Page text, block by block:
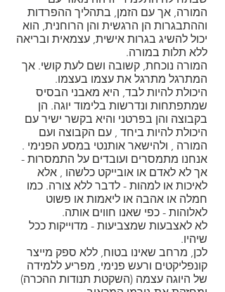
המורה, אך עם הזמן, בתהליך ההפרדות
וההתבגרות הן הרגשית והן הרוחנית, הוא
יכול להשיג בגרות אישית, עצמאית ובריאה
ללא תלות במורה.
המורה נוכחת, קשובה ושם לעת קושי. אך
המתרגל מתרגל את עצמו בעצמו.
היכולת להיות לבד, היא מאבני הבסיס
שמתפתחות ונדרשות בלימוד יוגה. הן
בקבוצה והן בפרטני והיא בקשר ישיר עם
היכולת להיות ביחד , עם הקבוצה ועם
המורה , ולהישאר אותנטי במסע הפנימי .
אנחנו מתמסרים ועובדים על התמסרות -
אך לא לאדם או אובייקט כלשהו , אלא
לאיכות או למהות - לדבר ללא צורה. כמו
חמלה או אהבה או ליאמות או פשוט
לאלוהות - כפי שאנו חווים אותה.
לא לאצבעות שמצביעות - מדוייקות ככל
שיהיו.
לכן, מרחב שאינו בטוח, ללא ספק מייצר
קונפליקטים ורעש פנימי, מפריע ללמידה
של היוגה עצמה (השקטת תנודות ההכרה)